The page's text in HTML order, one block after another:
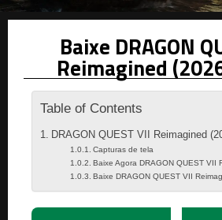
Baixe DRAGON
Reimagined
Table of Contents
DRAGON QUEST VII Reimagined
Capturas de tela
Baixe Agora DRAGON QUEST VII
Baixe DRAGON QUEST VII